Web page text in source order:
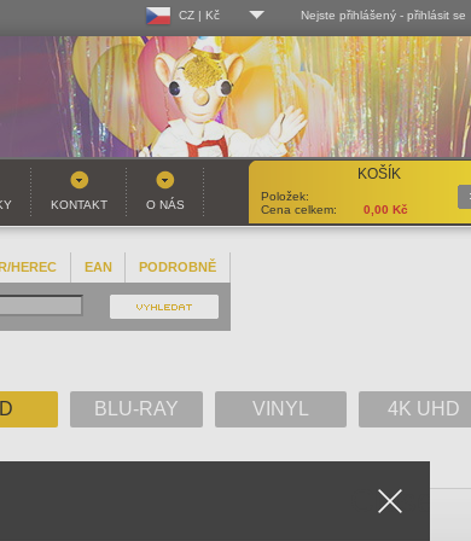
CZ | Kč
CZ | Kč
SK | EUR
Nejste přihlášený - přihlásit se
Log-in
Uživ. jméno:
Heslo:
Registrace
KOŠÍK
Položek:
Cena celkem:
0,00 Kč
KONTAKT O NÁS
HEREC EAN PODROBNĚ
BLU-RAY VINYL 4K UHD
Close